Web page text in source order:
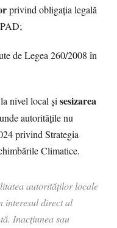
privind obligația legală
de Legea 260/2008 în
la nivel local șisesizarea
autoritățile nu
privind Strategia
Climatice.
autorităților locale
interesul direct al
Inacțiunea sau